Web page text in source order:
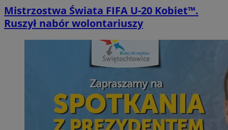
Mistrzostwa Świata FIFA U-20 Kobiet™.
Ruszył nabór wolontariuszy